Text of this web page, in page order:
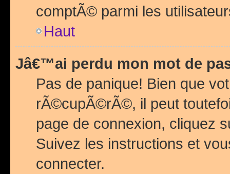
comptÃ© parmi les
Haut
Jâ€™ai perdu mon mot de
Pas de panique! Bien que
rÃ©cupÃ©rÃ©, il peut
page de connexion, cliquez
Suivez les instructions et
connecter.